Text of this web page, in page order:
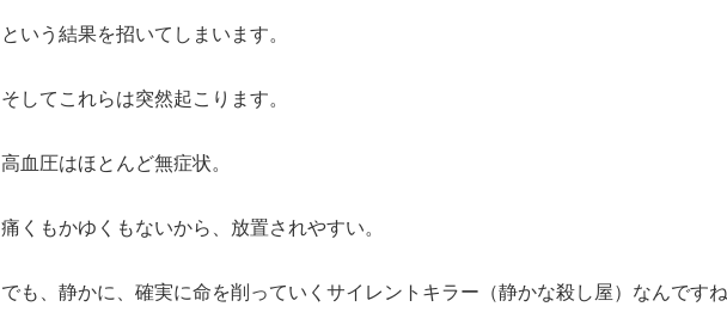
という結果を招いてしまいます。
そしてこれらは突然起こります。
高血圧はほとんど無症状。
痛くもかゆくもないから、放置されやすい。
でも、静かに、確実に命を削っていくサイレントキラー（静かな殺し屋）なんですね